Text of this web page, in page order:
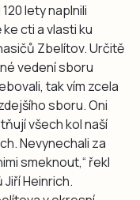
lety naplnili
cti a vlasti ku
Zbelítov. Určitě
vedení sboru
tak vím zcela
sboru. Oni
všech kol naší
Nevynechali za
smeknout,“ řekl
Heinrich.